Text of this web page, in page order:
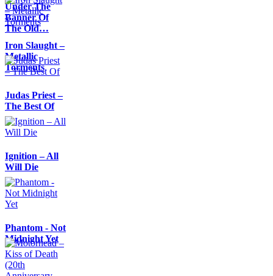
Under The
Banner Of
The Old…
Iron Slaught –
Metallic
Torments
Judas Priest –
The Best Of
Ignition – All
Will Die
Phantom - Not
Midnight Yet